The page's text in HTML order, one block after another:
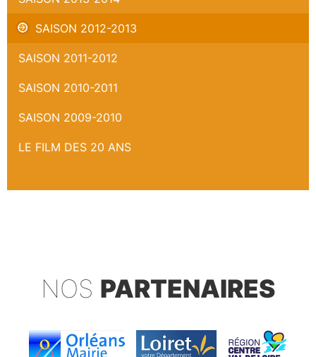
SAISON 2012-2013
SAISON 2011-2012
SAISON 2010-2011
SAISON 2009-2010
LE FILM DES 20 ANS
NOS PARTENAIRES